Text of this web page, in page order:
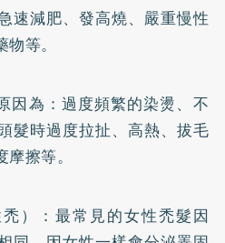
速減肥、發高燒、嚴重慢性
等。
因為：過度頻繁的染燙、不
髮時過度拉扯、高熱、拔毛
擦等。
）：最常見的女性禿髮因